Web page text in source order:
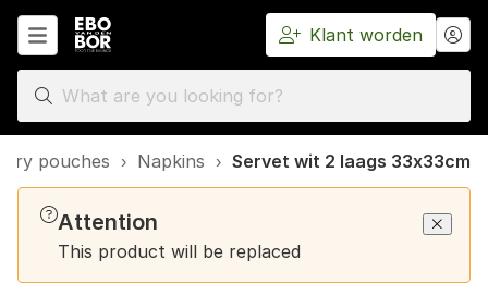
Klant worden
Home
pouches › Napkins › Servet wit 2 laags 33x33cm
Attention
This product will be replaced